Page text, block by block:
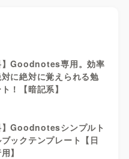
】Goodnotes専用。効率
に絶対に覚えられる勉
！【暗記系】
】Goodnotesシンプルト
ックテンプレート【日
】